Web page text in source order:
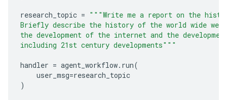
research_topic = """Write me a report on the
Briefly describe the history of the world wide
the development of the internet and the
including 21st century developments"""
handler = agent_workflow. run(
user_msg=research_topic
)